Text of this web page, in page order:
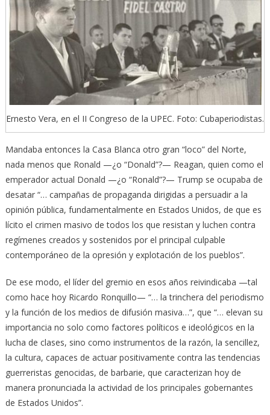
Ernesto Vera, en el II Congreso de la UPEC. Foto: Cubaperiodistas.
Mandaba entonces la Casa Blanca otro gran “loco” del Norte,
nada menos que Ronald —¿o “Donald”?— Reagan, quien como el
emperador actual Donald —¿o “Ronald”?— Trump se ocupaba de
desatar “… campañas de propaganda dirigidas a persuadir a la
opinión pública, fundamentalmente en Estados Unidos, de que es
lícito el crimen masivo de todos los que resistan y luchen contra
regímenes creados y sostenidos por el principal culpable
contemporáneo de la opresión y explotación de los pueblos”.
De ese modo, el líder del gremio en esos años reivindicaba —tal
como hace hoy Ricardo Ronquillo— “… la trinchera del periodismo
y la función de los medios de difusión masiva…”, que “… elevan su
importancia no solo como factores políticos e ideológicos en la
lucha de clases, sino como instrumentos de la razón, la sencillez,
la cultura, capaces de actuar positivamente contra las tendencias
guerreristas genocidas, de barbarie, que caracterizan hoy de
manera pronunciada la actividad de los principales gobernantes
de Estados Unidos”.